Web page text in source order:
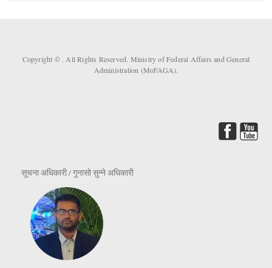
Copyright © . All Rights Reserved. Ministry of Federal Affairs and General
Administration (MoFAGA).
सूचना अधिकारी / गुनासो सुन्ने अधिकारी